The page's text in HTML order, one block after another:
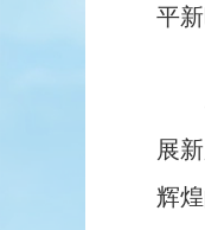
平
展
辉